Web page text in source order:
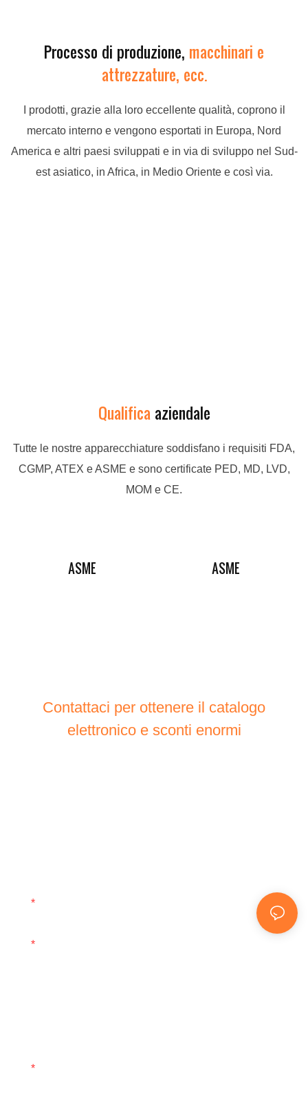
Processo di produzione, macchinari e
attrezzature, ecc.
I prodotti, grazie alla loro eccellente qualità, coprono il
mercato interno e vengono esportati in Europa, Nord
America e altri paesi sviluppati e in via di sviluppo nel Sud-
est asiatico, in Africa, in Medio Oriente e così via.
Qualifica aziendale
Tutte le nostre apparecchiature soddisfano i requisiti FDA,
CGMP, ATEX e ASME e sono certificate PED, MD, LVD,
MOM e CE.
ASME ASME
Contattaci per ottenere il catalogo
elettronico e sconti enormi